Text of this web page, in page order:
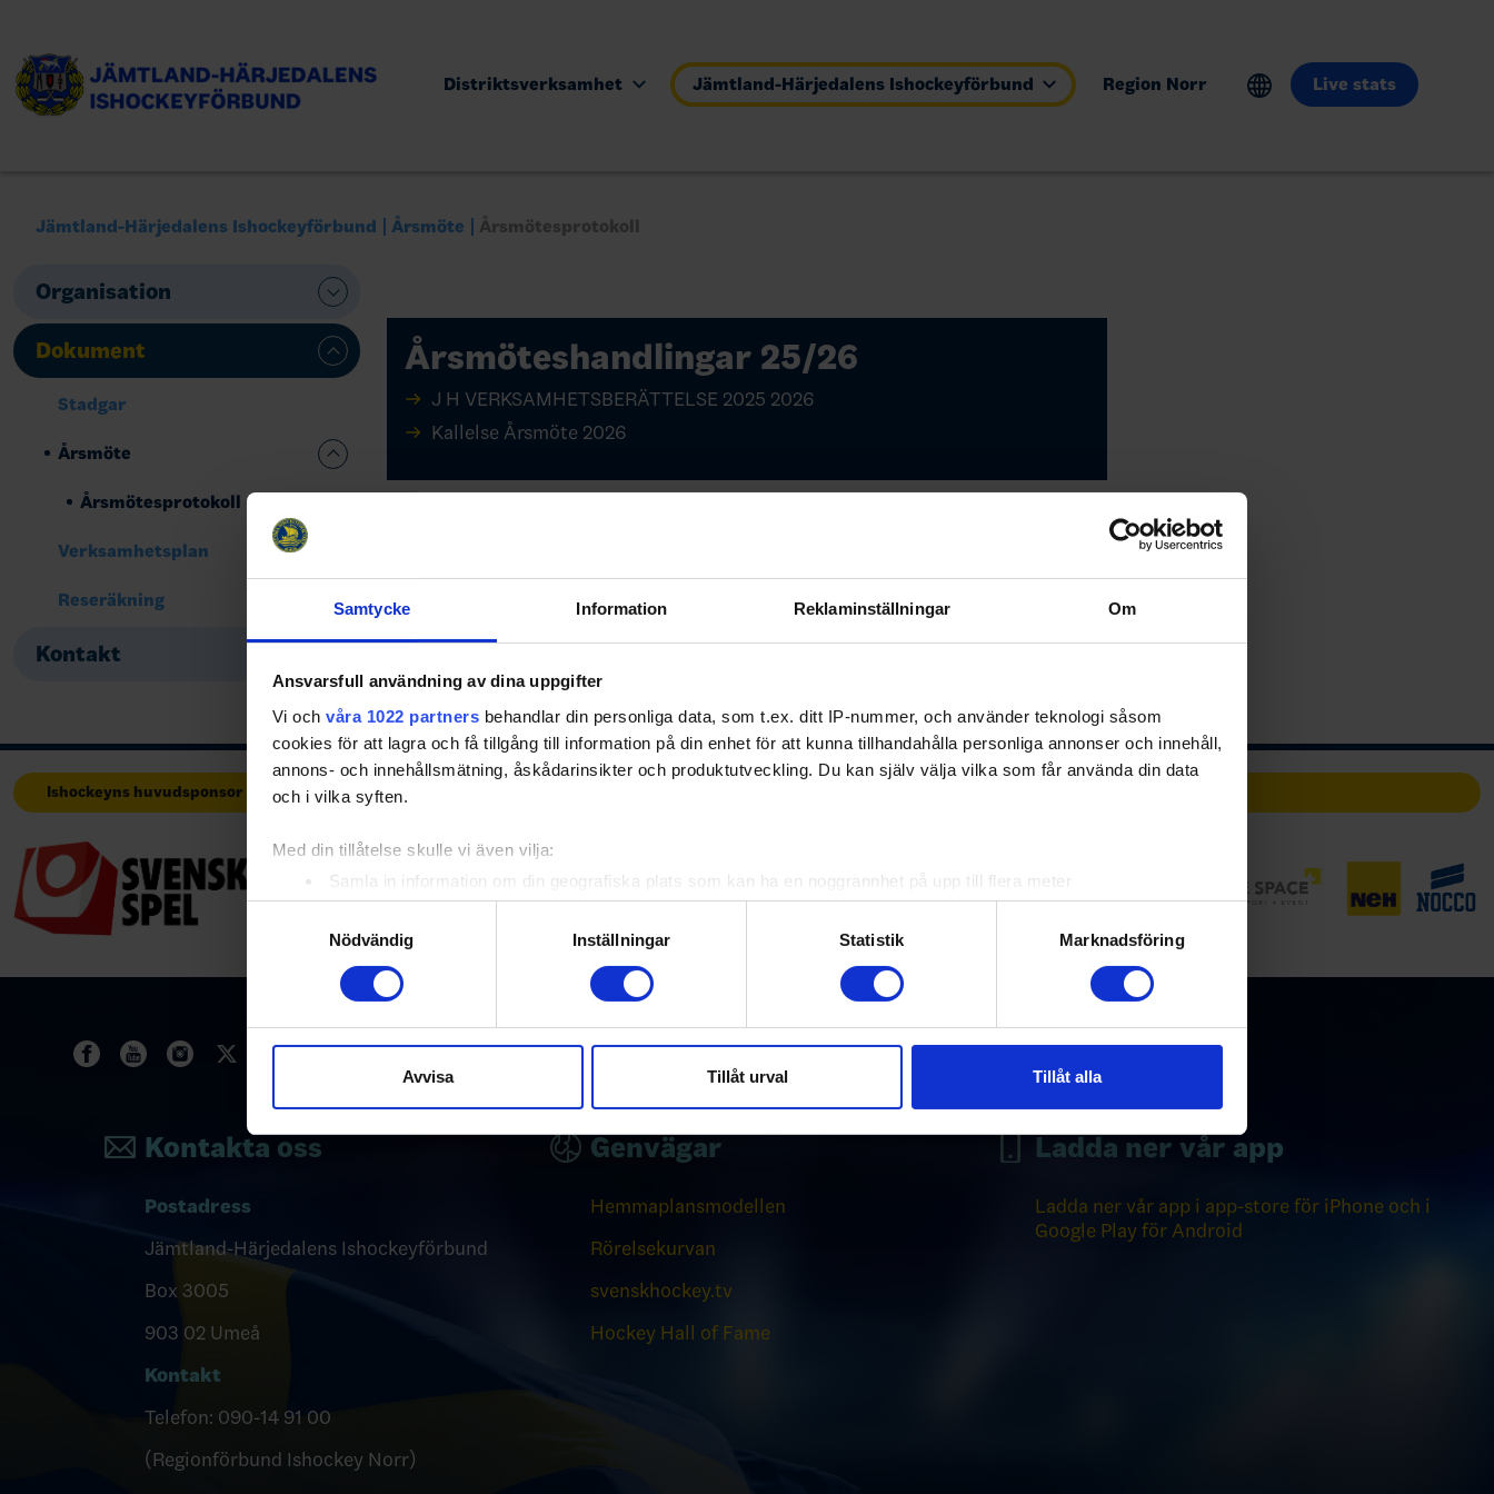
Samtycke Information Reklaminställningar Om
Ansvarsfull användning av dina uppgifter
Vi och våra 1022 partners behandlar din personliga data, som t.ex. ditt IP-nummer, och använder teknologi såsom
cookies för att lagra och få tillgång till information på din enhet för att kunna tillhandahålla personliga annonser och innehåll,
annons- och innehållsmätning, åskådarinsikter och produktutveckling. Du kan själv välja vilka som får använda din data
och i vilka syften.
Med din tillåtelse skulle vi även vilja:
Samla in information om din geografiska plats som kan ha en noggrannhet på upp till flera meter
Identifiera din enhet genom att aktivt skanna den för specifika kännetecken (fingeravtryck)
Ta reda på mer om hur dina personliga uppgifter behandlas och ställ in dina preferenser i
detaljsektionen. Du kan ändra
eller dra tillbaka ditt samtycke när som helst från cookie-förklaringen.
sociala medier och analysera vår trafik. Vi vidarebefordrar även sådana identifierare och annan information från din enhet
till de sociala medier och annons- och analysföretag som vi samarbetar med. Dessa kan i sin tur kombinera informationen
Nödvändig
Inställningar Statistik Marknadsföring
Avvisa Tillåt urval Tillåt alla
Distriktsverksamhet Jämtland-Härjedalens Ishockeyförbund Region Norr Live stats
Jämtland-Härjedalens Ishockeyförbund Årsmöte Årsmötesprotokoll
Organisation
Dokument
Stadgar
Årsmöte
Årsmötesprotokoll
Verksamhetsplan
Reseräkning
Kontakt
Årsmöteshandlingar 25/26
J H VERKSAMHETSBERÄTTELSE 2025 2026
Kallelse Årsmöte 2026
Ishockeyns huvudsponsor Huvudpartners
Kontakta oss
Postadress
Jämtland-Härjedalens Ishockeyförbund
Box 3005
903 02 Umeå
Kontakt
Telefon: 090-14 91 00
(Regionförbund Ishockey Norr)
Genvägar
Hemmaplansmodellen
Rörelsekurvan
svenskhockey.tv
Hockey Hall of Fame
Ladda ner vår app
Ladda ner vår app i app-store för iPhone och i
Google Play för Android